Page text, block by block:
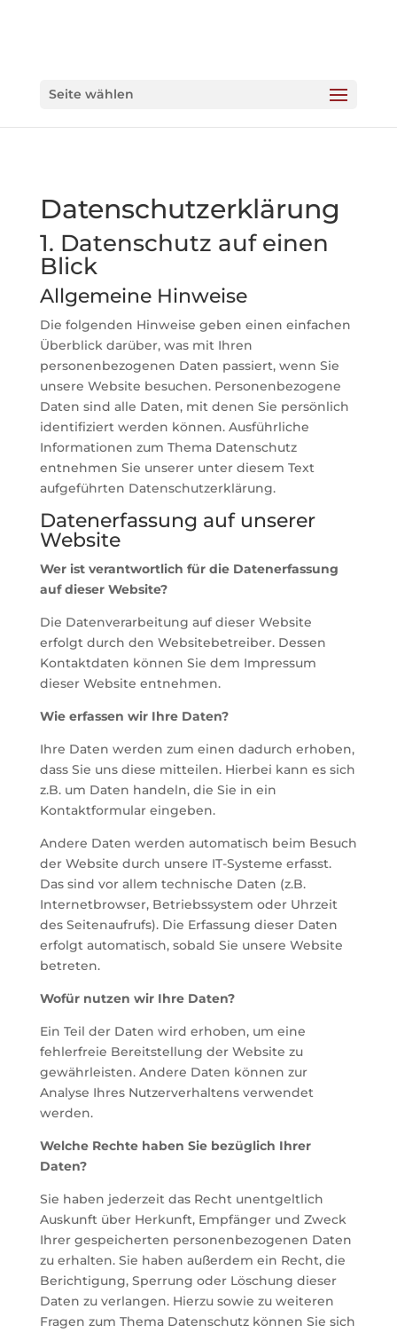
Seite wählen
Datenschutzerklärung
1. Datenschutz auf einen
Blick
Allgemeine Hinweise
Die folgenden Hinweise geben einen einfachen
Überblick darüber, was mit Ihren
personenbezogenen Daten passiert, wenn Sie
unsere Website besuchen. Personenbezogene
Daten sind alle Daten, mit denen Sie persönlich
identifiziert werden können. Ausführliche
Informationen zum Thema Datenschutz
entnehmen Sie unserer unter diesem Text
aufgeführten Datenschutzerklärung.
Datenerfassung auf unserer
Website
Wer ist verantwortlich für die Datenerfassung
auf dieser Website?
Die Datenverarbeitung auf dieser Website
erfolgt durch den Websitebetreiber. Dessen
Kontaktdaten können Sie dem Impressum
dieser Website entnehmen.
Wie erfassen wir Ihre Daten?
Ihre Daten werden zum einen dadurch erhoben,
dass Sie uns diese mitteilen. Hierbei kann es sich
z.B. um Daten handeln, die Sie in ein
Kontaktformular eingeben.
Andere Daten werden automatisch beim Besuch
der Website durch unsere IT-Systeme erfasst.
Das sind vor allem technische Daten (z.B.
Internetbrowser, Betriebssystem oder Uhrzeit
des Seitenaufrufs). Die Erfassung dieser Daten
erfolgt automatisch, sobald Sie unsere Website
betreten.
Wofür nutzen wir Ihre Daten?
Ein Teil der Daten wird erhoben, um eine
fehlerfreie Bereitstellung der Website zu
gewährleisten. Andere Daten können zur
Analyse Ihres Nutzerverhaltens verwendet
werden.
Welche Rechte haben Sie bezüglich Ihrer
Daten?
Sie haben jederzeit das Recht unentgeltlich
Auskunft über Herkunft, Empfänger und Zweck
Ihrer gespeicherten personenbezogenen Daten
zu erhalten. Sie haben außerdem ein Recht, die
Berichtigung, Sperrung oder Löschung dieser
Daten zu verlangen. Hierzu sowie zu weiteren
Fragen zum Thema Datenschutz können Sie sich